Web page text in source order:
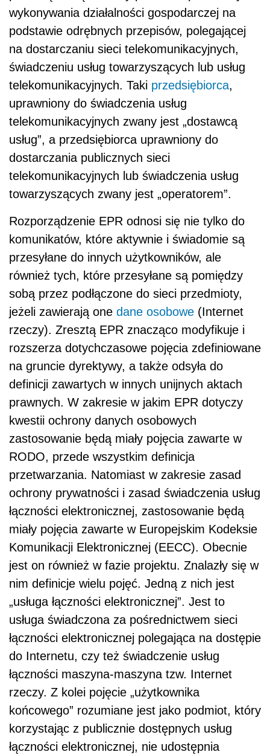
wykonywania działalności gospodarczej na
podstawie odrębnych przepisów, polegającej
na dostarczaniu sieci telekomunikacyjnych,
świadczeniu usług towarzyszących lub usług
telekomunikacyjnych. Taki przedsiębiorca,
uprawniony do świadczenia usług
telekomunikacyjnych zwany jest „dostawcą
usług”, a przedsiębiorca uprawniony do
dostarczania publicznych sieci
telekomunikacyjnych lub świadczenia usług
towarzyszących zwany jest „operatorem”.
Rozporządzenie EPR odnosi się nie tylko do
komunikatów, które aktywnie i świadomie są
przesyłane do innych użytkowników, ale
również tych, które przesyłane są pomiędzy
sobą przez podłączone do sieci przedmioty,
jeżeli zawierają one dane osobowe (Internet
rzeczy). Zresztą EPR znacząco modyfikuje i
rozszerza dotychczasowe pojęcia zdefiniowane
na gruncie dyrektywy, a także odsyła do
definicji zawartych w innych unijnych aktach
prawnych. W zakresie w jakim EPR dotyczy
kwestii ochrony danych osobowych
zastosowanie będą miały pojęcia zawarte w
RODO, przede wszystkim definicja
przetwarzania. Natomiast w zakresie zasad
ochrony prywatności i zasad świadczenia usług
łączności elektronicznej, zastosowanie będą
miały pojęcia zawarte w Europejskim Kodeksie
Komunikacji Elektronicznej (EECC). Obecnie
jest on również w fazie projektu. Znalazły się w
nim definicje wielu pojęć. Jedną z nich jest
„usługa łączności elektronicznej”. Jest to
usługa świadczona za pośrednictwem sieci
łączności elektronicznej polegająca na dostępie
do Internetu, czy też świadczenie usług
łączności maszyna-maszyna tzw. Internet
rzeczy. Z kolei pojęcie „użytkownika
końcowego” rozumiane jest jako podmiot, który
korzystając z publicznie dostępnych usług
łączności elektronicznej, nie udostępnia